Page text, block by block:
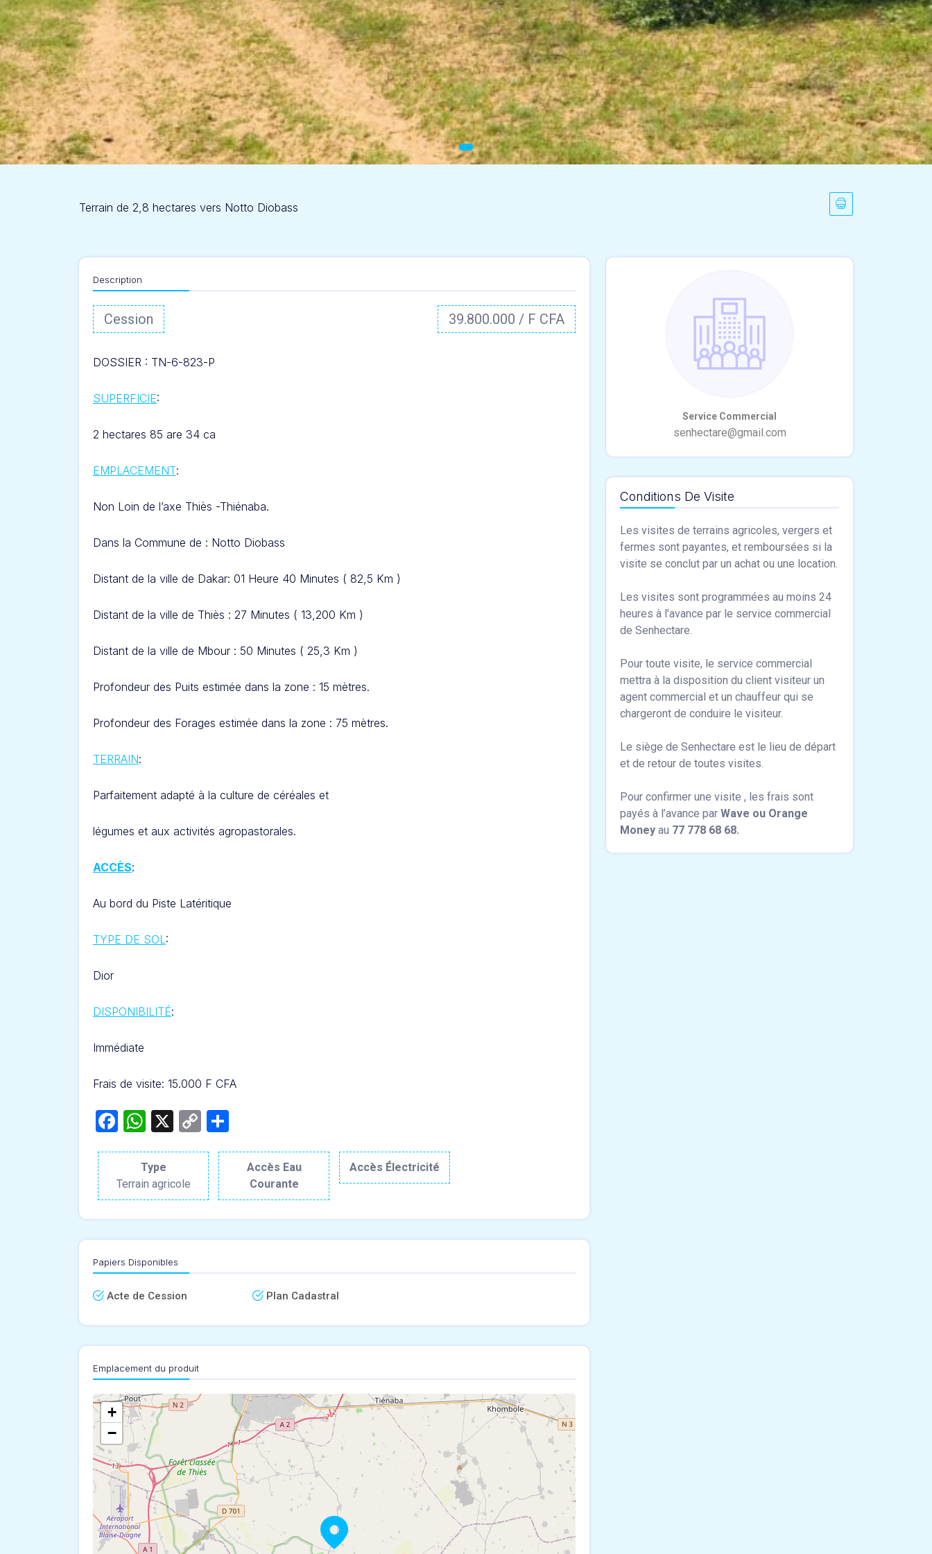
Terrain de 2,8 hectares vers Notto Diobass
Description
Cession 39.800.000 / F CFA
DOSSIER : TN-6-823-P
SUPERFICIE:
2 hectares 85 are 34 ca
EMPLACEMENT:
Non Loin de l’axe Thiès -Thiénaba.
Dans la Commune de : Notto Diobass
Distant de la ville de Dakar: 01 Heure 40 Minutes ( 82,5 Km )
Distant de la ville de Thiès : 27 Minutes ( 13,200 Km )
Distant de la ville de Mbour : 50 Minutes ( 25,3 Km )
Profondeur des Puits estimée dans la zone : 15 mètres.
Profondeur des Forages estimée dans la zone : 75 mètres.
TERRAIN:
Parfaitement adapté à la culture de céréales et
légumes et aux activités agropastorales.
ACCÈS:
Au bord du Piste Latéritique
TYPE DE SOL:
Dior
DISPONIBILITÉ:
Immédiate
Frais de visite: 15.000 F CFA
Facebook
WhatsApp
X
Copy
Type
Terrain agricole
Accès Eau
Courante
Accès Électricité
Papiers Disponibles
Acte de Cession Plan Cadastral
Emplacement du produit
+
−
Conditions De Visite
Les visites de terrains agricoles, vergers et
fermes sont payantes, et remboursées si la
visite se conclut par un achat ou une location.
Les visites sont programmées au moins 24
heures à l'avance par le service commercial
de Senhectare.
Pour toute visite, le service commercial
mettra à la disposition du client visiteur un
agent commercial et un chauffeur qui se
chargeront de conduire le visiteur.
Le siège de Senhectare est le lieu de départ
et de retour de toutes visites.
Pour confirmer une visite , les frais sont
payés à l’avance par Wave ou Orange
Money au 77 778 68 68.